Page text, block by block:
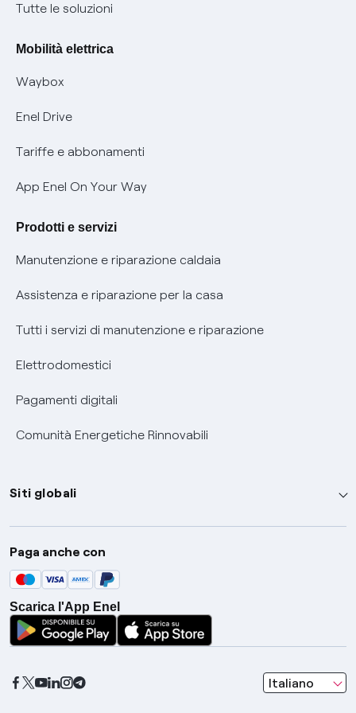
Condizioni generali di contratto prodotti e servizi
Informativa RAEE
Informativa Privacy AI
Nuove regole europee per la protezione dei dati
Offerte Placet non vulnerabili
Offerta Tutela Vulnerabilità Gas
Mobilità Elettrica
Phishing e truffe online
Verifica chi ti ha chiamato
Agevolazione utenti con disabilità per offerte Fibra
Informativa RAEE
Tutte le soluzioni
Mobilità elettrica
Waybox
Enel Drive
Tariffe e abbonamenti
App Enel On Your Way
Prodotti e servizi
Manutenzione e riparazione caldaia
Assistenza e riparazione per la casa
Tutti i servizi di manutenzione e riparazione
Elettrodomestici
Pagamenti digitali
Comunità Energetiche Rinnovabili
Siti globali
Enel Group
Enel Green Power
Global Trading
Global Procurement
Gridspertise
Paga anche con
Scarica l'App Enel
Italiano
seleziona una